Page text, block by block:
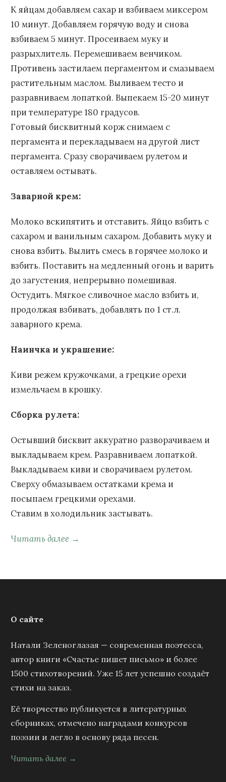
К яйцам добавляем сахар и взбиваем миксером
10 минут. Добавляем горячую воду и снова
взбиваем 5 минут. Просеиваем муку и
разрыхлитель. Перемешиваем венчиком.
Противень застилаем пергаментом и смазываем
растительным маслом. Выливаем тесто и
разравниваем лопаткой. Выпекаем 15-20 минут
при температуре 180 градусов.
Готовый бисквитный корж снимаем с
пергамента и перекладываем на другой лист
пергамента. Сразу сворачиваем рулетом и
оставляем остывать.
Заварной крем:
Молоко вскипятить и отставить. Яйцо взбить с
сахаром и ванильным сахаром. Добавить муку и
снова взбить. Вылить смесь в горячее молоко и
взбить. Поставить на медленный огонь и варить
до загустения, непрерывно помешивая.
Остудить. Мягкое сливочное масло взбить и,
продолжая взбивать, добавлять по 1 ст.л.
заварного крема.
Наинчка и украшение:
Киви режем кружочками, а грецкие орехи
измельчаем в крошку.
Сборка рулета:
Остывший бисквит аккуратно разворачиваем и
выкладываем крем. Разравниваем лопаткой.
Выкладываем киви и сворачиваем рулетом.
Сверху обмазываем остатками крема и
посыпаем грецкими орехами.
Ставим в холодильник застывать.
Читать далее →
О сайте
Натали Зеленоглазая — современная поэтесса,
автор книги «Счастье пишет письмо» и более
1500 стихотворений. Уже 15 лет успешно создаёт
стихи на заказ.
Её творчество публикуется в литературных
сборниках, отмечено наградами конкурсов
поэзии и легло в основу ряда песен.
Читать далее →